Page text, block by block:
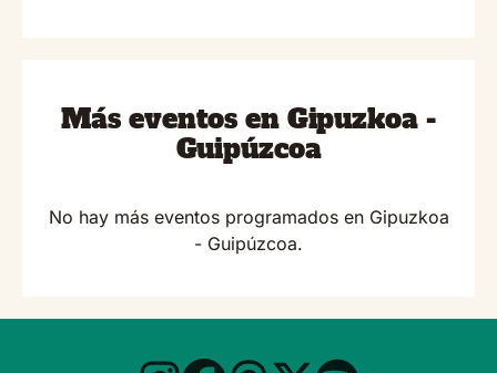
Más eventos en Gipuzkoa -
Guipúzcoa
No hay más eventos programados en Gipuzkoa
- Guipúzcoa.